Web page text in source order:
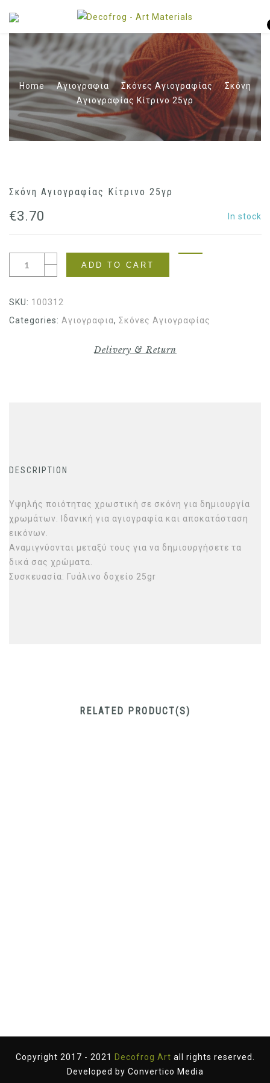
Home Αγιογραφια Σκόνες Αγιογραφίας
Σκόνη
Αγιογραφίας Κίτρινο 25γρ
Σκόνη Αγιογραφίας Κίτρινο 25γρ
€3.70 In stock
ADD TO CART
SKU: 100312
Categories: Αγιογραφια, Σκόνες Αγιογραφίας
Delivery & Return
DESCRIPTION
Υψηλής ποιότητας χρωστική σε σκόνη για δημιουργία
χρωμάτων. Ιδανική για αγιογραφία και αποκατάσταση
εικόνων.
Αναμιγνύονται μεταξύ τους για να δημιουργήσετε τα
δικά σας χρώματα.
Συσκευασία: Γυάλινο δοχείο 25gr
RELATED PRODUCT(S)
Copyright 2017 - 2021 Decofrog Art all rights reserved.
Developed by Convertico Media